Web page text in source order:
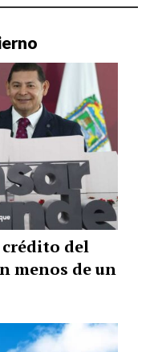
del
menos de un